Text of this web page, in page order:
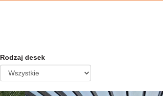
Rodzaj desek